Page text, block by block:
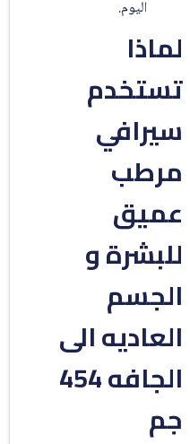
لماذا
تستخدم
سيرافي
مرطب
عميق
للبشرة و
الجسم
العاديه الى
الجافه 454
جم